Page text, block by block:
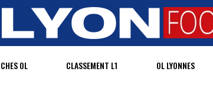
OL CLASSEMENT L1 OL LYONNES